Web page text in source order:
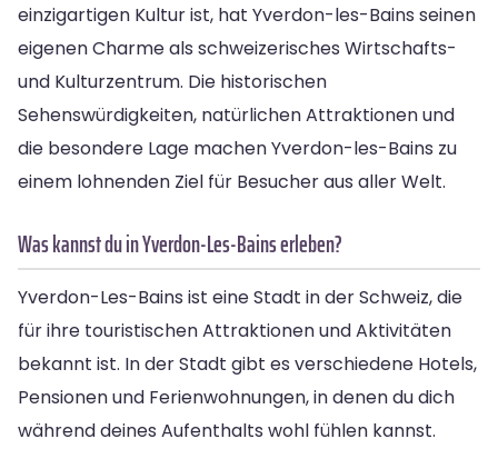
einzigartigen Kultur ist, hat Yverdon-les-Bains seinen
eigenen Charme als schweizerisches Wirtschafts-
und Kulturzentrum. Die historischen
Sehenswürdigkeiten, natürlichen Attraktionen und
die besondere Lage machen Yverdon-les-Bains zu
einem lohnenden Ziel für Besucher aus aller Welt.
Was kannst du in Yverdon-Les-Bains erleben?
Yverdon-Les-Bains ist eine Stadt in der Schweiz, die
für ihre touristischen Attraktionen und Aktivitäten
bekannt ist. In der Stadt gibt es verschiedene Hotels,
Pensionen und Ferienwohnungen, in denen du dich
während deines Aufenthalts wohl fühlen kannst.